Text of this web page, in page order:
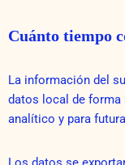
Cuánto tiempo
La información del
datos local de forma
analítico y para